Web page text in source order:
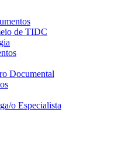
de TIDC
Documental
o Especialista